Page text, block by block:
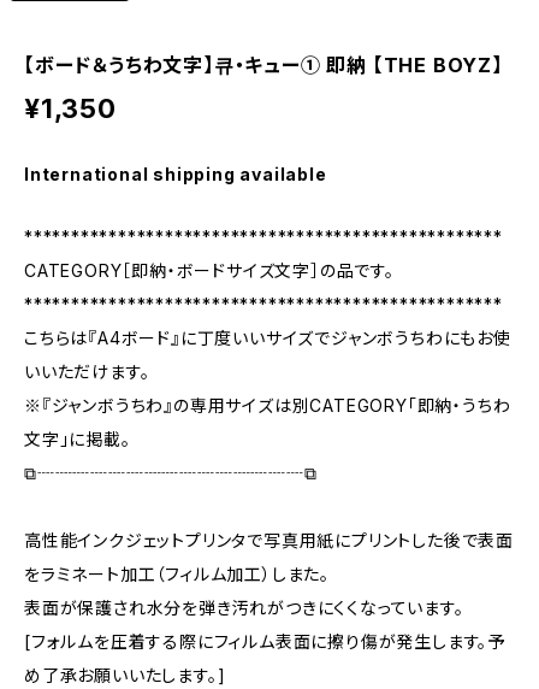
【ボード＆うちわ文字】큐・キュー① 即納 【THE BOYZ】
¥1,350
International shipping available
***************************************************
CATEGORY［即納・ボードサイズ文字］の品です。
***************************************************
こちらは『A4ボード』に丁度いいサイズでジャンボうちわにもお使
いいただけます。
※『ジャンボうちわ』の専用サイズは別CATEGORY「即納・うちわ
文字」に掲載。
⧉┈┈┈┈┈┈┈┈┈┈┈┈┈┈┈⧉
高性能インクジェットプリンタで写真用紙にプリントした後で表面
をラミネート加工（フィルム加工）しまた。
表面が保護され水分を弾き汚れがつきにくくなっています。
[フォルムを圧着する際にフィルム表面に擦り傷が発生します。予
め了承お願いいたします。]